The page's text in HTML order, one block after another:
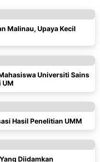
Malinau, Upaya Kecil
Universiti Sains
UM
Hasil Penelitian UMM
Diidamkan